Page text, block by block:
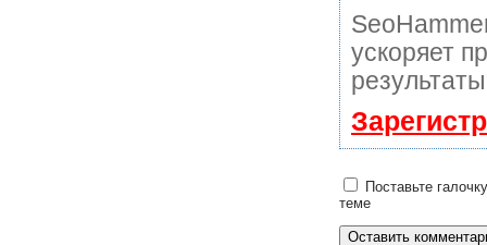
ускоряет
Поставьте
теме